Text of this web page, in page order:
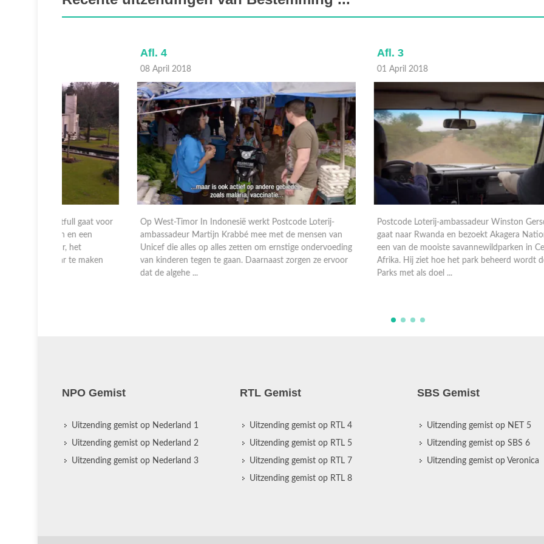
Op West-Timor In Indonesië werkt Postcode Loterij-
ambassadeur Martijn Krabbé mee met de mensen van
Unicef die alles op alles zetten om ernstige ondervoeding
van kinderen tegen te gaan. Daarnaast zorgen ze ervoor
Postcode Loterij-ambassadeur Winston Gerschtanowitz
gaat naar Rwanda en bezoekt Akagera National Park,
een van de mooiste savannewildparken in Centraal-
Afrika. Hij ziet hoe het park beheerd wordt door African
Parks met als doel ...
NPO Gemist
Uitzending gemist op Nederland 1
Uitzending gemist op Nederland 2
Uitzending gemist op Nederland 3
RTL Gemist
Uitzending gemist op RTL 4
Uitzending gemist op RTL 5
Uitzending gemist op RTL 7
Uitzending gemist op RTL 8
SBS Gemist
Uitzending gemist op NET 5
Uitzending gemist op SBS 6
Uitzending gemist op Veronica